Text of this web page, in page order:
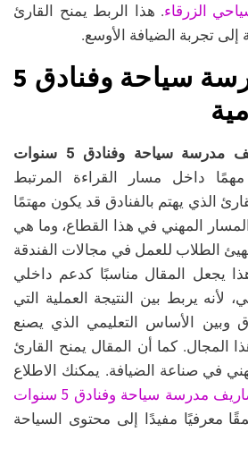
الزرقاء. هذا الربط يمنح القارئ
إلى تجربة الضيافة الأوسع.
مصاريف مدرسة سياحة وفنادق 5
مصاريف مدرسة سياحة وفنادق 5 سنوات
مهمًا داخل مسار القراءة المرتبط
الذي يهتم بالفنادق قد يكون مهتمًا
المهني في هذا القطاع، وما هي
الطلاب للعمل في مجالات الفندقة
يجعل المقال مناسبًا كدعم داخلي
لأنه يربط بين النتيجة العملية التي
وبين الأساس التعليمي الذي يصنع
المجال. كما أن المقال يمنح القارئ
في صناعة الضيافة. يمكنك الاطلاع
مصاريف مدرسة سياحة وفنادق 5 سنوات
معرفيًا مفيدًا إلى محتوى السياحة